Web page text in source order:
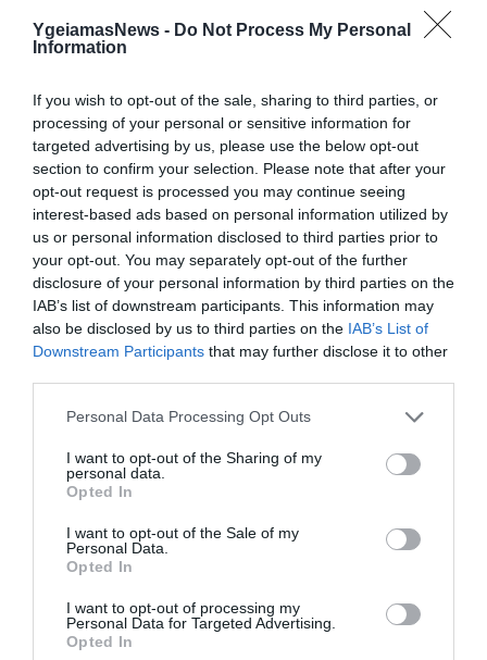
YgeiamasNews - Do Not Process My Personal
Information
If you wish to opt-out of the sale, sharing to third parties, or
processing of your personal or sensitive information for
targeted advertising by us, please use the below opt-out
section to confirm your selection. Please note that after your
opt-out request is processed you may continue seeing
interest-based ads based on personal information utilized by
us or personal information disclosed to third parties prior to
your opt-out. You may separately opt-out of the further
disclosure of your personal information by third parties on the
IAB’s list of downstream participants. This information may
also be disclosed by us to third parties on the IAB’s List of
Downstream Participants that may further disclose it to other
Please note that this website/app uses one or more Google
not limited to your visit or usage behaviour. You may click to
grant or deny consent to Google and its third-party tags to
use your data for below specified purposes in below Google
consent section.
Personal Data Processing Opt Outs
I want to opt-out of the Sharing of my
personal data.
Opted In
I want to opt-out of the Sale of my
Personal Data.
Opted In
I want to opt-out of processing my
Personal Data for Targeted Advertising.
Opted In
Γιατί στην εγκυμοσύνη γίνεται υπέρηχος
τις «τρομακτικές» εικόνες των εμβρύων
συναισθηματική διαχείριση